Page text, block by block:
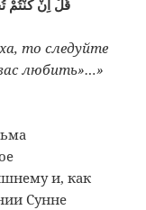
قُلْ اِنْ كُنْتُمْ
то следуйте
любить»…»
и, как
Сунне